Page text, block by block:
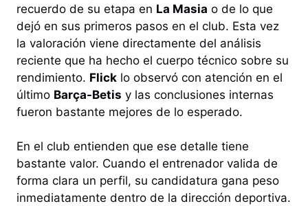
recuerdo de su etapa en La Masia o de lo que
dejó en sus primeros pasos en el club. Esta vez
la valoración viene directamente del análisis
reciente que ha hecho el cuerpo técnico sobre su
rendimiento. Flick lo observó con atención en el
último Barça-Betis y las conclusiones internas
fueron bastante mejores de lo esperado.
En el club entienden que ese detalle tiene
bastante valor. Cuando el entrenador valida de
forma clara un perfil, su candidatura gana peso
inmediatamente dentro de la dirección deportiva.